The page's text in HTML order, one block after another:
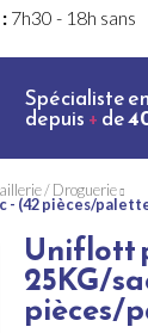
7h30 - 18h sans
Spécialiste
depuis+de
/ Droguerie
- (42 pièces/
Uniflott
25KG/
pièces/